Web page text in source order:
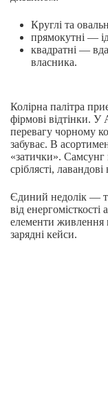
Круглі та
прямокутні —
квадратні —
власника.
Колірна палітра
фірмові відтінки. У
перевагу чорному
забуває. В
«затички». Самсунг
сріблясті,
Єдиний недолік —
від
елементи живлення
зарядні кейси.